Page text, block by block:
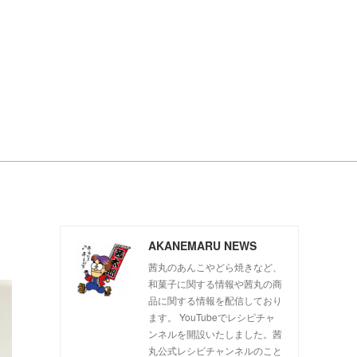
AKANEMARU NEWS
茜丸のあんこやどら焼きなど、
和菓子に関する情報や茜丸の商
品に関する情報を配信しており
ます。 YouTubeでレシピチャ
ンネルを開設いたしました。茜
丸公式レシピチャンネルのこと